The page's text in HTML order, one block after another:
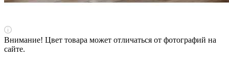
Внимание! Цвет товара может отличаться от фотографий на
сайте.